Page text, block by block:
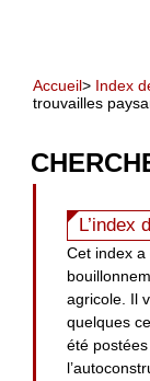
Accueil> Index
trouvailles
L’index
Cet index
agricole. Il
quelques
été